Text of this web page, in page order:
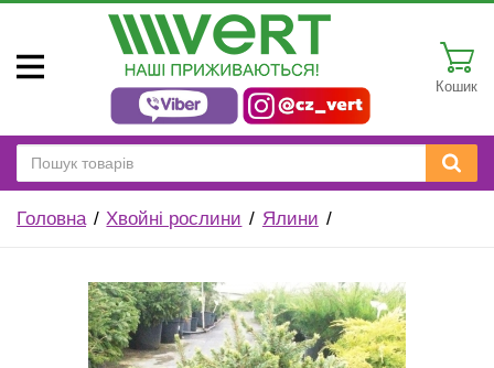
Кошик
Головна Хвойні рослини Ялини